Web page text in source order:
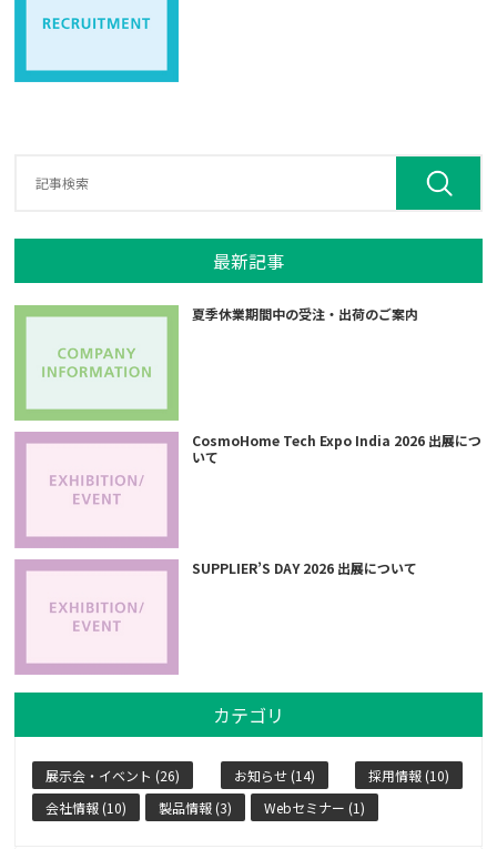
最新記事
夏季休業期間中の受注・出荷のご案内
CosmoHome Tech Expo India 2026 出展につ
いて
SUPPLIER’S DAY 2026 出展について
カテゴリ
展示会・イベント (26) お知らせ (14)
採用情報 (10)
会社情報 (10)
製品情報 (3) Webセミナー (1)